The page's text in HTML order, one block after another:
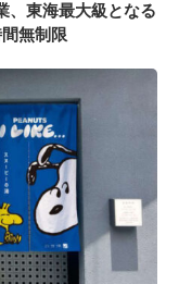
、東海最大級となる
無制限